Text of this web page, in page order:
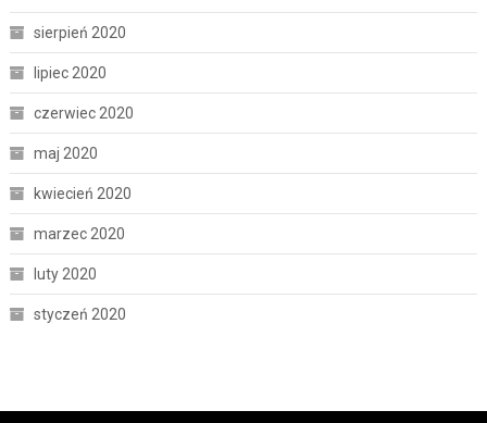
sierpień 2020
lipiec 2020
czerwiec 2020
maj 2020
kwiecień 2020
marzec 2020
luty 2020
styczeń 2020